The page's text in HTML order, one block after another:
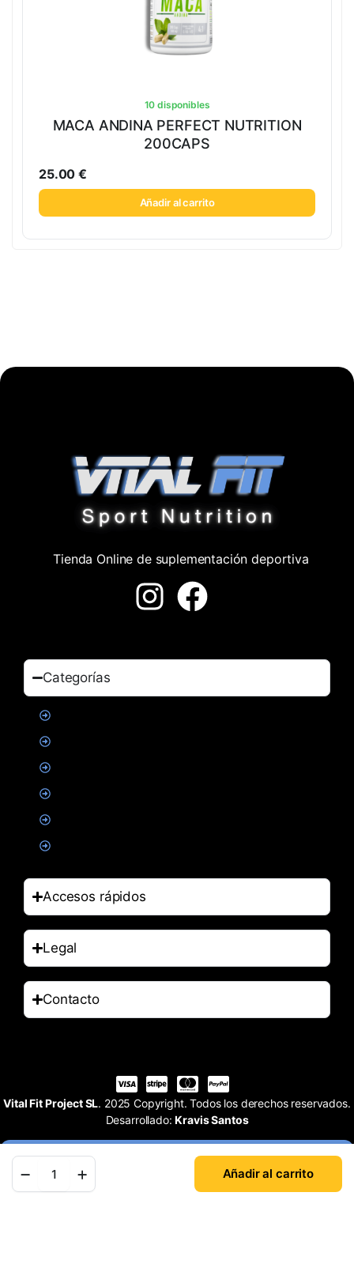
Añadir al carrito
10 disponibles
MACA ANDINA PERFECT NUTRITION
200CAPS
25.00€
Añadir al carrito
Tienda Online de suplementación deportiva
Categorías
Accesos rápidos
Legal
Contacto
Vital Fit Project SL. 2025 Copyright. Todos los derechos reservados.
Desarrollado:Kravis Santos
Tienda Cuenta